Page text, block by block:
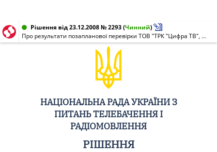
Рішення від 23.12.2008 № 2293(Чинний)
Про результати позапланової перевірки ТОВ "ТРК "Цифра ТВ", м. Донецьк (НР N 0328-п від 27.07.2007)
НАЦІОНАЛЬНА РАДА УКРАЇНИ З
ПИТАНЬ ТЕЛЕБАЧЕННЯ І
РАДІОМОВЛЕННЯ
РІШЕННЯ